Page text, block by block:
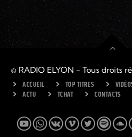
© RADIO ELYON - Tous droits
ACCUEIL TOP TITRES
ACTU
TCHAT CONTACTS